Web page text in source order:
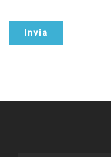
Invia